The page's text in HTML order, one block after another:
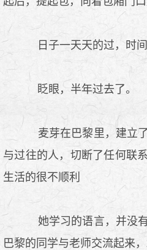
日子一天天的过，时间
眨眼，半年过去了。
麦芽在巴黎里，建立
与过往的人，切断了任何联
生活的很不顺利
她学习的语言，并没
巴黎的同学与老师交流起来